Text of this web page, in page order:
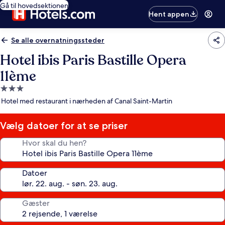
Gå til hovedsektionen
Hent appen
Se alle overnatningssteder
Hotel ibis Paris Bastille Opera
11ème
3.0-
stjernet
Hotel med restaurant i nærheden af Canal Saint-Martin
Vælg datoer for at se priser
Hvor skal du hen?
Datoer
Gæster